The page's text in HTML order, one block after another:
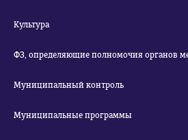
Культура
ФЗ, определяющие полномочия органов
Муниципальный контроль
Муниципальные программы